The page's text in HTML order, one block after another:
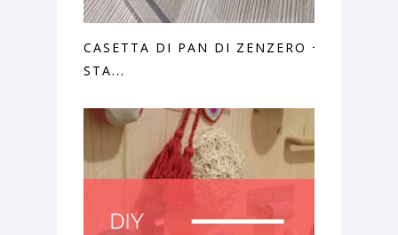
CASETTA DI PAN DI ZENZERO + PDF
STA...